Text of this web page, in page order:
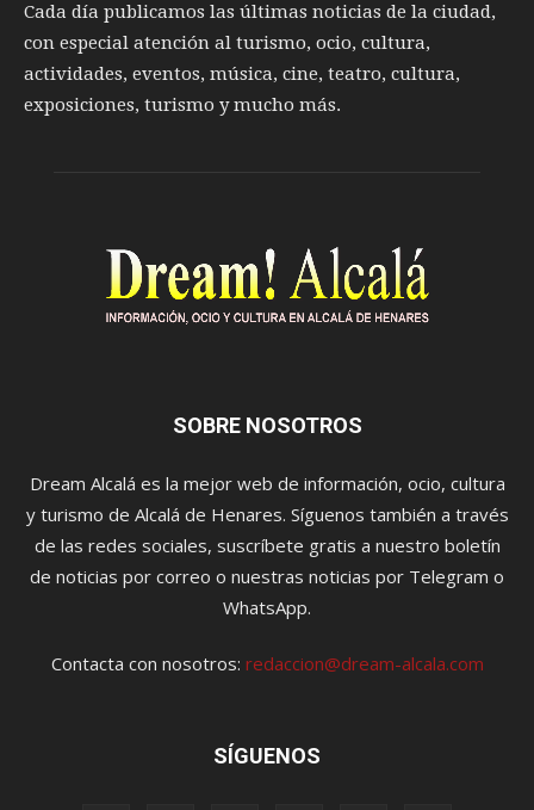
Cada día publicamos las últimas noticias de la ciudad,
con especial atención al turismo, ocio, cultura,
actividades, eventos, música, cine, teatro, cultura,
exposiciones, turismo y mucho más.
SOBRE NOSOTROS
Dream Alcalá es la mejor web de información, ocio, cultura
y turismo de Alcalá de Henares. Síguenos también a través
de las redes sociales, suscríbete gratis a nuestro boletín
de noticias por correo o nuestras noticias por Telegram o
WhatsApp.
Contacta con nosotros: redaccion@dream-alcala.com
SÍGUENOS